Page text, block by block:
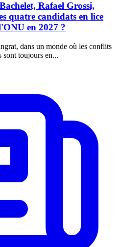
Rafael Grossi,
quatre candidats en lice
en 2027 ?
dans un monde où les conflits
sont toujours en...